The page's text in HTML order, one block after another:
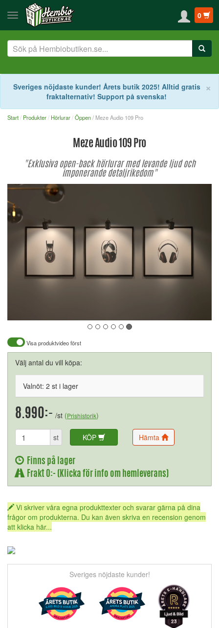
0
×
Sveriges nöjdaste kunder! Årets butik 2025! Alltid gratis
fraktalternativ! Support på svenska!
Start Produkter Hörlurar Öppen/ Meze Audio 109 Pro
Meze Audio 109 Pro
"Exklusiva open-back hörlurar med levande ljud och
imponerande detaljrikedom"
Visa produktvideo först
Välj antal du vill köpa:
Valnöt: 2 st i lager
8.990:- /st (Prishistorik)
st KÖP Hämta
Finns på lager
Frakt 0:- (Klicka för info om hemleverans)
Vi skriver våra egna produkttexter och svarar gärna på dina
frågor om produkterna. Du kan även skriva en recension genom
att klicka här...
Sveriges nöjdaste kunder!